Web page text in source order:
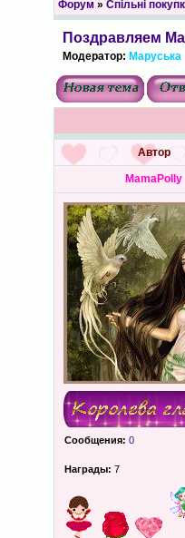
Форум » Спільні
Поздравляем
Модератор: Маруська
Автор
MamaPolly
Сообщения: 0
Награды: 7